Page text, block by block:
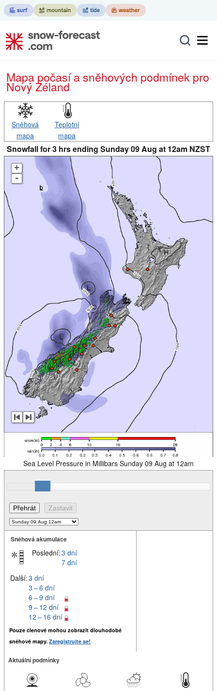
Mapa počasí a sněhových podmínek pro
Nový Zéland
Sněhová
mapa
Teplotní
mapa
Snowfall for 3 hrs ending Sunday 09 Aug at 12am NZST
+
-
Sea Level Pressure in Millibars Sunday 09 Aug at 12am
Sněhová akumulace
Poslední:3 dní
7 dní
Další:3 dní
3 – 6 dní
6 – 9 dní
9 – 12 dní
12 – 16 dní
Pouze členové mohou zobrazit dlouhodobé
sněhové mapy. Zaregistrujte se!
Aktuální podmínky